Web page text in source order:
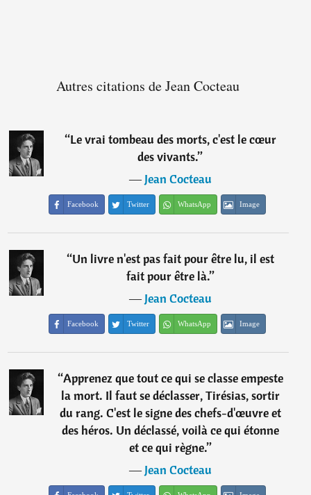
Autres citations de Jean Cocteau
“Le vrai tombeau des morts, c'est le cœur
des vivants.”
―Jean Cocteau
Facebook Twitter WhatsApp Image
“Un livre n'est pas fait pour être lu, il est
fait pour être là.”
―Jean Cocteau
Facebook Twitter WhatsApp Image
“Apprenez que tout ce qui se classe empeste
la mort. Il faut se déclasser, Tirésias, sortir
du rang. C'est le signe des chefs-d'œuvre et
des héros. Un déclassé, voilà ce qui étonne
et ce qui règne.”
―Jean Cocteau